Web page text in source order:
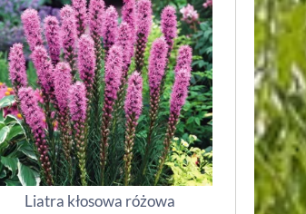
Liatra kłosowa różowa